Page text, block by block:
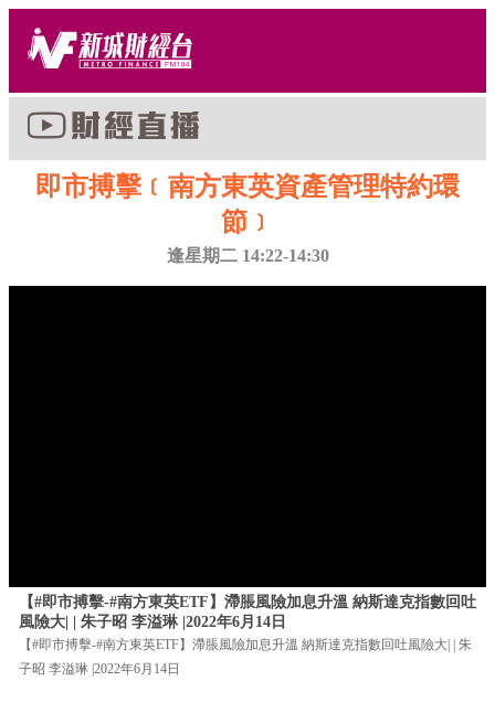
即市搏擊﹝南方東英資產管理特約環
節﹞
逢星期二 14:22-14:30
【#即市搏擊-#南方東英ETF】滯脹風險加息升溫 納斯達克指數回吐
風險大| | 朱子昭 李溢琳 |2022年6月14日
【#即市搏擊-#南方東英ETF】滯脹風險加息升溫 納斯達克指數回吐風險大| | 朱
子昭 李溢琳 |2022年6月14日